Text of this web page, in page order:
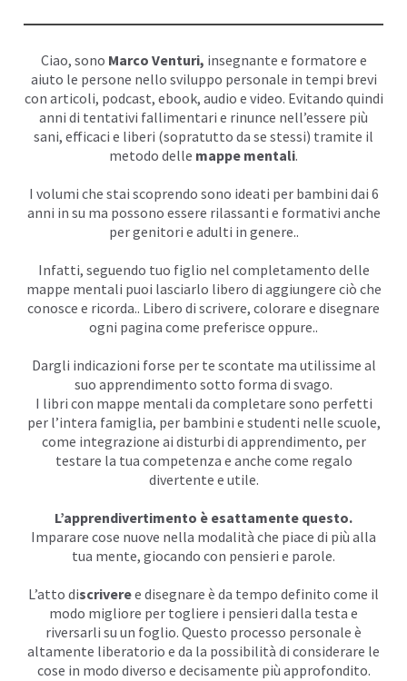
Ciao, sono Marco Venturi, insegnante e formatore e
aiuto le persone nello sviluppo personale in tempi brevi
con articoli, podcast, ebook, audio e video. Evitando quindi
anni di tentativi fallimentari e rinunce nell’essere più
sani, efficaci e liberi (sopratutto da se stessi) tramite il
metodo delle mappe mentali.
I volumi che stai scoprendo sono ideati per bambini dai 6
anni in su ma possono essere rilassanti e formativi anche
per genitori e adulti in genere..
Infatti, seguendo tuo figlio nel completamento delle
mappe mentali puoi lasciarlo libero di aggiungere ciò che
conosce e ricorda.. Libero di scrivere, colorare e disegnare
ogni pagina come preferisce oppure..
Dargli indicazioni forse per te scontate ma utilissime al
suo apprendimento sotto forma di svago.
I libri con mappe mentali da completare sono perfetti
per l’intera famiglia, per bambini e studenti nelle scuole,
come integrazione ai disturbi di apprendimento, per
testare la tua competenza e anche come regalo
divertente e utile.
L’apprendivertimento è esattamente questo.
Imparare cose nuove nella modalità che piace di più alla
tua mente, giocando con pensieri e parole.
L’atto discriveree disegnare è da tempo definito come il
modo migliore per togliere i pensieri dalla testa e
riversarli su un foglio. Questo processo personale è
altamente liberatorio e da la possibilità di considerare le
cose in modo diverso e decisamente più approfondito.